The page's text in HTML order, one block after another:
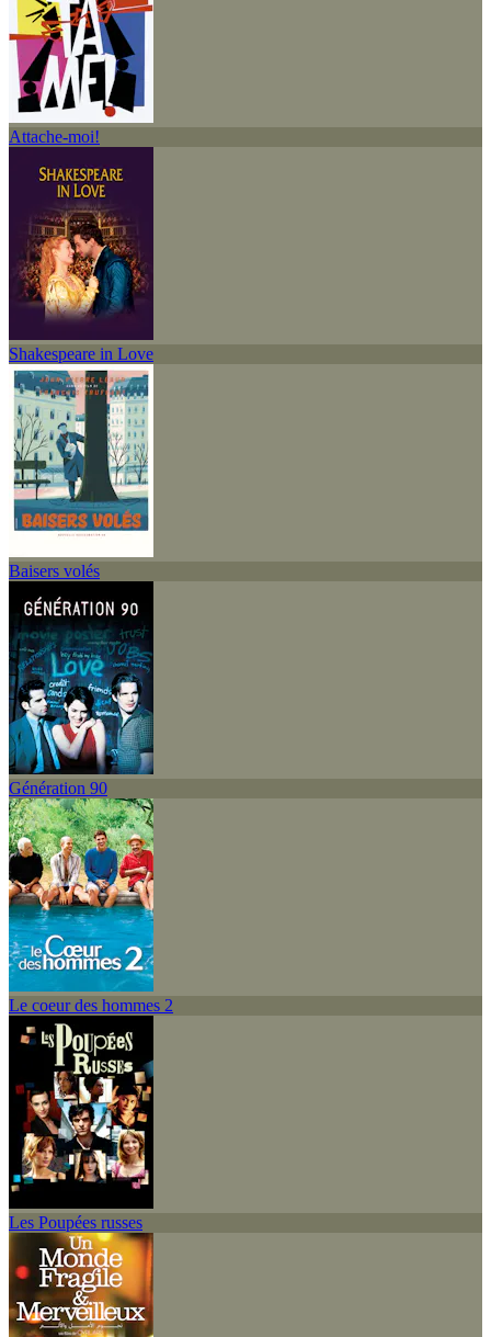
Attache-moi!
Shakespeare in Love
Baisers volés
Génération 90
Le coeur des hommes 2
Les Poupées russes